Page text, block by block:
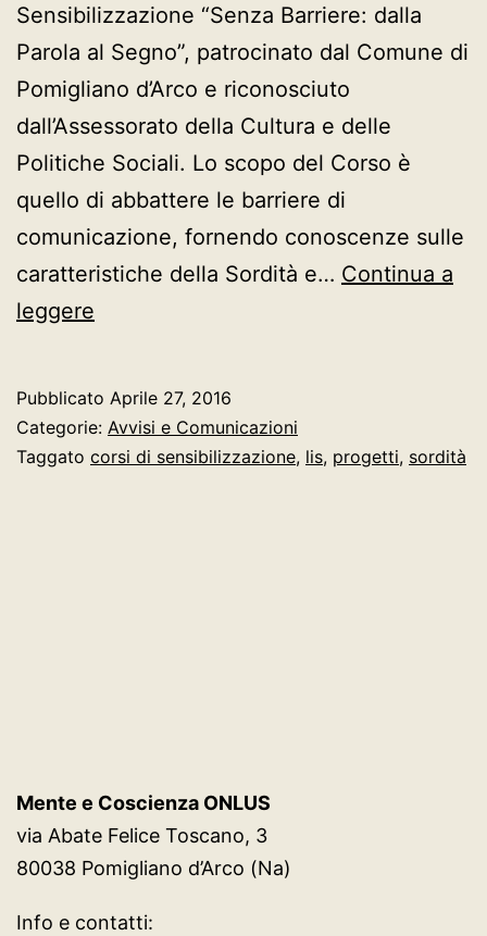
Sensibilizzazione “Senza Barriere: dalla
Parola al Segno”, patrocinato dal Comune di
Pomigliano d’Arco e riconosciuto
dall’Assessorato della Cultura e delle
Politiche Sociali. Lo scopo del Corso è
quello di abbattere le barriere di
comunicazione, fornendo conoscenze sulle
caratteristiche della Sordità e… Continua a
leggere
PAROLA
AL
DEI
SEGNI
ITALIANA
Pubblicato Aprile 27, 2016
Categorie: Avvisi e Comunicazioni
Taggato corsi di sensibilizzazione, lis, progetti, sordità
Mente e Coscienza ONLUS
via Abate Felice Toscano, 3
80038 Pomigliano d’Arco (Na)
Info e contatti: